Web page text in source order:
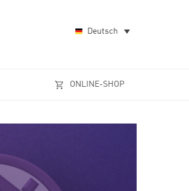
Deutsch
ONLINE-SHOP